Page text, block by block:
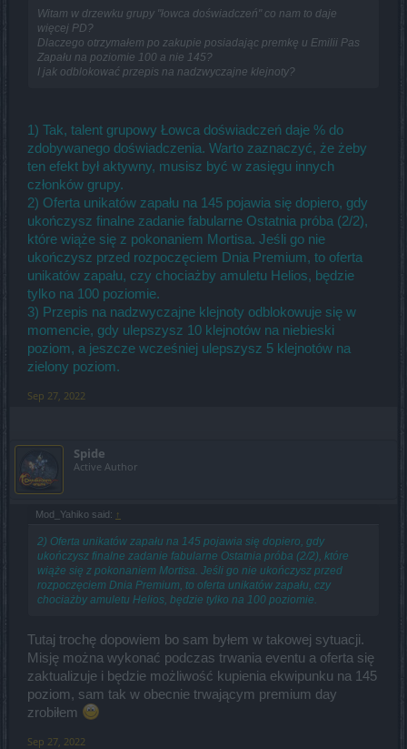
Witam w drzewku grupy "łowca doświadczeń" co nam to daje
więcej PD?
Dlaczego otrzymałem po zakupie posiadając premkę u Emilii Pas
Zapału na poziomie 100 a nie 145?
I jak odblokować przepis na nadzwyczajne klejnoty?
1) Tak, talent grupowy Łowca doświadczeń daje % do
zdobywanego doświadczenia. Warto zaznaczyć, że żeby
ten efekt był aktywny, musisz być w zasięgu innych
członków grupy.
2) Oferta unikatów zapału na 145 pojawia się dopiero, gdy
ukończysz finalne zadanie fabularne Ostatnia próba (2/2),
które wiąże się z pokonaniem Mortisa. Jeśli go nie
ukończysz przed rozpoczęciem Dnia Premium, to oferta
unikatów zapału, czy chociażby amuletu Helios, będzie
tylko na 100 poziomie.
3) Przepis na nadzwyczajne klejnoty odblokowuje się w
momencie, gdy ulepszysz 10 klejnotów na niebieski
poziom, a jeszcze wcześniej ulepszysz 5 klejnotów na
zielony poziom.
Sep 27, 2022
Spide
Active Author
Mod_Yahiko said: ↑
2) Oferta unikatów zapału na 145 pojawia się dopiero, gdy
ukończysz finalne zadanie fabularne Ostatnia próba (2/2), które
wiąże się z pokonaniem Mortisa. Jeśli go nie ukończysz przed
rozpoczęciem Dnia Premium, to oferta unikatów zapału, czy
chociażby amuletu Helios, będzie tylko na 100 poziomie.
Tutaj trochę dopowiem bo sam byłem w takowej sytuacji.
Misję można wykonać podczas trwania eventu a oferta się
zaktualizuje i będzie możliwość kupienia ekwipunku na 145
poziom, sam tak w obecnie trwającym premium day
zrobiłem
Sep 27, 2022